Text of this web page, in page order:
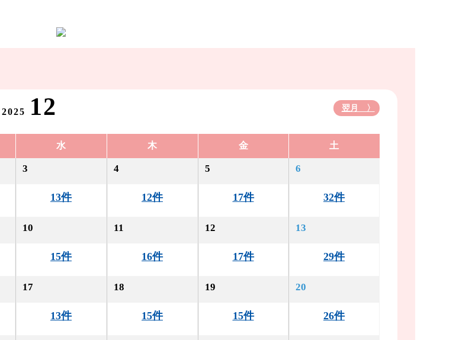
2025 12 翌月 〉
水 木 金 土
3
13件
4
12件
5
17件
6
32件
10
15件
11
16件
12
17件
13
29件
17
13件
18
15件
19
15件
20
26件